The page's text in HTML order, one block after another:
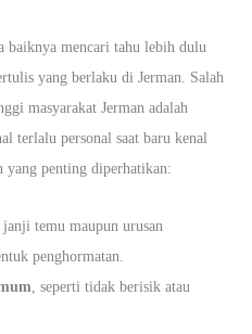
baiknya mencari tahu lebih dulu
yang berlaku di Jerman. Salah
masyarakat Jerman adalah
terlalu personal saat baru kenal
yang penting diperhatikan:
janji temu maupun urusan
penghormatan.
, seperti tidak berisik atau